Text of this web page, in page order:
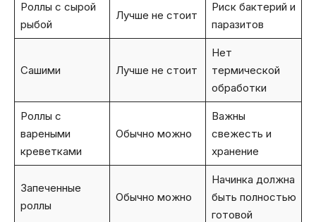
Роллы с сырой
рыбой
Лучше не стоит
Риск бактерий и
паразитов
Сашими Лучше не стоит
Нет
термической
обработки
Роллы с
вареными
креветками
Обычно можно
Важны
свежесть и
хранение
Запеченные
роллы
Обычно можно
Начинка должна
быть полностью
готовой